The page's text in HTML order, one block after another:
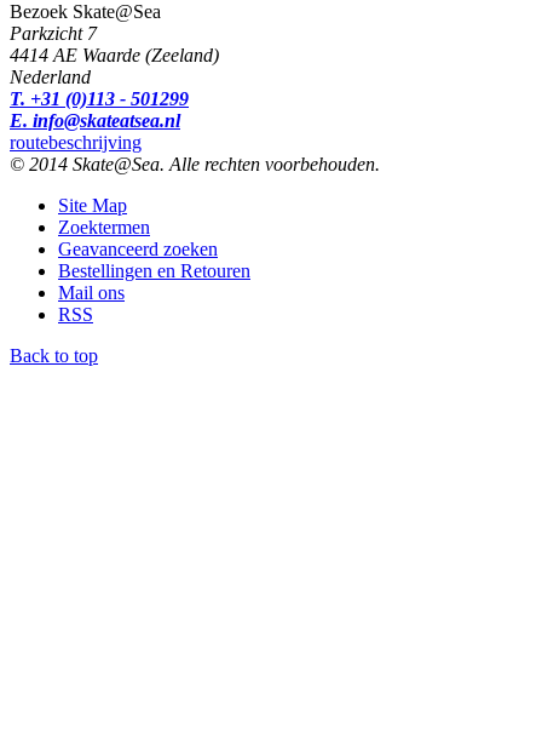
Bezoek Skate@Sea
Parkzicht 7
4414 AE Waarde (Zeeland)
Nederland
T. +31 (0)113 - 501299
E. info@skateatsea.nl
routebeschrijving
© 2014 Skate@Sea. Alle rechten voorbehouden.
Site Map
Zoektermen
Geavanceerd zoeken
Bestellingen en Retouren
Mail ons
RSS
Back to top